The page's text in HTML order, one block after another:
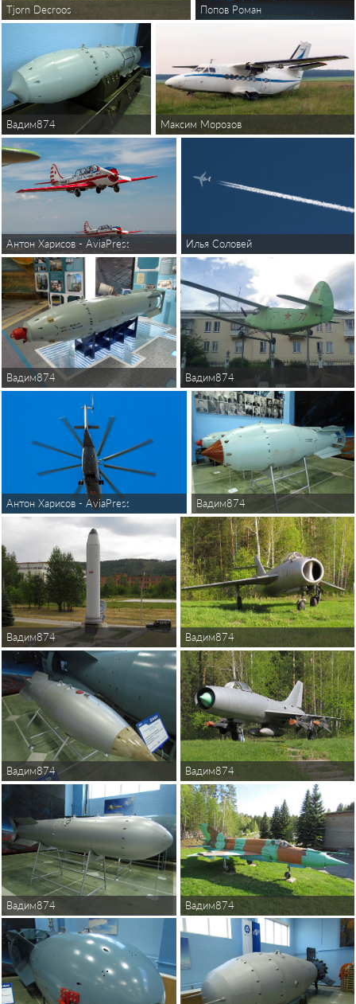
Tjorn Decroos Попов Роман
Вадим874 Максим Морозов
Антон Харисов - AviaPressPhoto Илья Соловей
Вадим874 Вадим874
Антон Харисов - AviaPressPhoto Вадим874
Вадим874 Вадим874
Вадим874 Вадим874
Вадим874 Вадим874